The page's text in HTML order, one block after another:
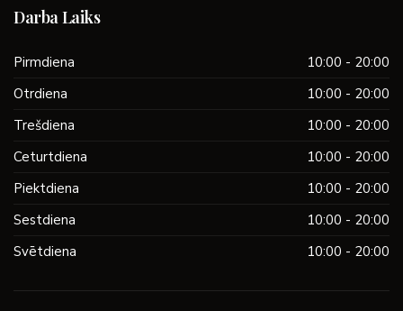
Darba Laiks
Pirmdiena
10:00 - 20:00
Otrdiena
10:00 - 20:00
Trešdiena
10:00 - 20:00
Ceturtdiena
10:00 - 20:00
Piektdiena
10:00 - 20:00
Sestdiena
10:00 - 20:00
Svētdiena
10:00 - 20:00